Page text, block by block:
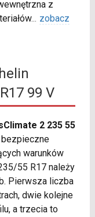
z
... zobacz
99 V
2 235 55
warunków
55 R17 należy
Pierwsza liczba
dwie kolejne
a trzecia to